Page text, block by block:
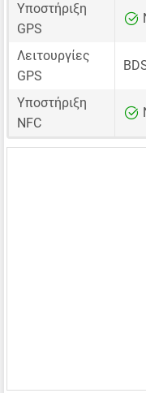
Υποστήριξη
GPS
Λειτουργίες
GPS
Υποστήριξη
NFC